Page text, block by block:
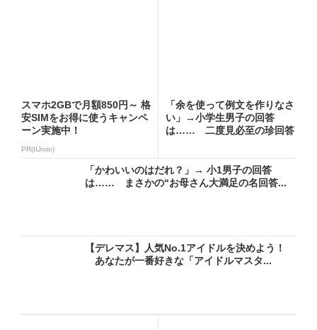
スマホ2GBで月額850円～ 格
安SIMをお得に使うキャンペ
ーン実施中！
PR(IIJmio)
「余を使って例文を作りなさ
い」→小学生男子の回答
は…… 二度見必至の珍回答
「かわいいのはだれ？」→ 小1男子の回答
は…… まさかの“お母さん大満足の名回答...
【デレマス】人気No.1アイドルを決めよう！
あなたが一番好きな「アイドルマスタ...